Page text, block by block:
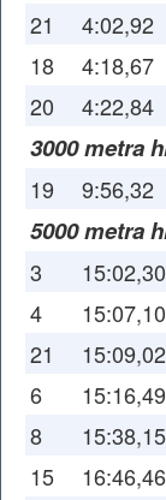
21 4:02,92
18 4:18,67
20 4:22,84
3000 metra
19 9:56,32
5000 metra
3 15:02,30
4 15:07,10
21 15:09,02
6 15:16,49
8 15:38,15
15 16:46,46